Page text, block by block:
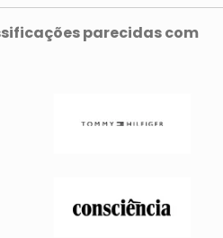
parecidas com